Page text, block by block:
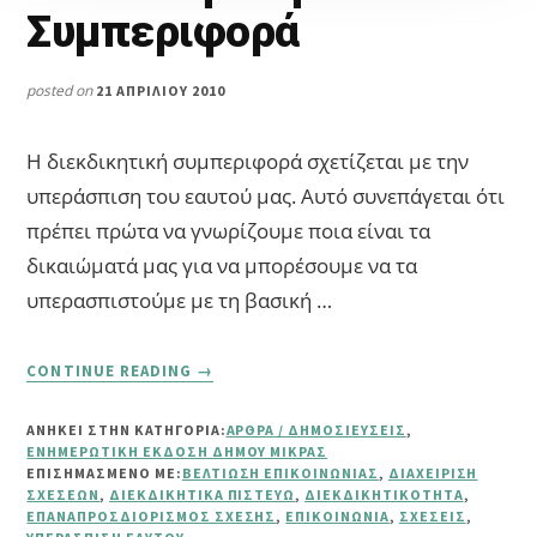
Συμπεριφορά
posted on 21 ΑΠΡΙΛΊΟΥ 2010
Η διεκδικητική συμπεριφορά σχετίζεται με την
υπεράσπιση του εαυτού μας. Αυτό συνεπάγεται ότι
πρέπει πρώτα να γνωρίζουμε ποια είναι τα
δικαιώματά μας για να μπορέσουμε να τα
υπερασπιστούμε με τη βασική …
CONTINUE READING
ΔΙΕΚΔΙΚΗΤΙΚΉ
→
ΑΝΗΚΕΙ ΣΤΗΝ ΚΑΤΗΓΟΡΙΑ:ΆΡΘΡΑ / ΔΗΜΟΣΙΕΎΣΕΙΣ,
ΕΝΗΜΕΡΩΤΙΚΉ ΈΚΔΟΣΗ ΔΉΜΟΥ ΜΊΚΡΑΣ
ΕΠΙΣΗΜΑΣΜΈΝΟ ΜΕ: ΒΕΛΤΊΩΣΗ ΕΠΙΚΟΙΝΩΝΊΑΣ, ΔΙΑΧΕΊΡΙΣΗ
ΣΧΈΣΕΩΝ, ΔΙΕΚΔΙΚΗΤΙΚΆ ΠΙΣΤΕΎΩ, ΔΙΕΚΔΙΚΗΤΙΚΌΤΗΤΑ,
ΕΠΑΝΑΠΡΟΣΔΙΟΡΙΣΜΌΣ ΣΧΈΣΗΣ, ΕΠΙΚΟΙΝΩΝΊΑ, ΣΧΈΣΕΙΣ,